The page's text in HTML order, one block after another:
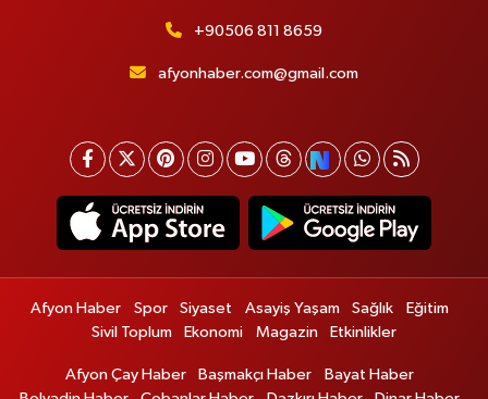
+90506 811 8659
afyonhaber.com@gmail.com
Afyon Haber Spor Siyaset Asayiş Yaşam Sağlık
Eğitim
Sivil Toplum
Ekonomi Magazin Etkinlikler
Afyon Çay Haber Başmakçı Haber
Bayat Haber